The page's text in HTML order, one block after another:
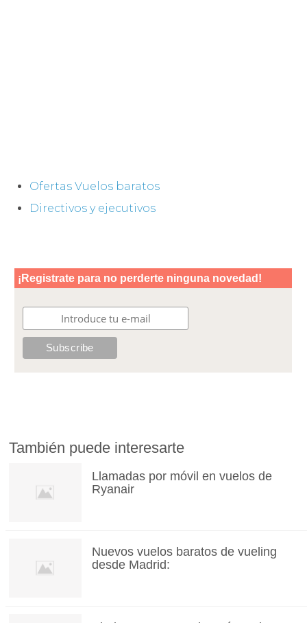
Ofertas Vuelos baratos
Directivos y ejecutivos
También puede interesarte
Llamadas por móvil en vuelos de
Ryanair
Nuevos vuelos baratos de vueling
desde Madrid: